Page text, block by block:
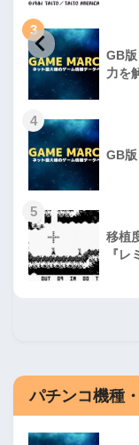
3
GB
力を
4
GB版
5
移植
『レ
パチンコ機種